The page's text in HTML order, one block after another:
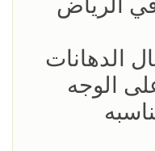
الرياض
الدهانات
الوجه